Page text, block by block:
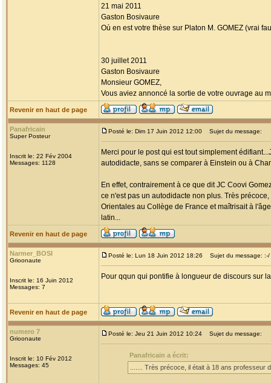
21 mai 2011
Gaston Bosivaure
Où en est votre thèse sur Platon M. GOMEZ (vrai
30 juillet 2011
Gaston Bosivaure
Monsieur GOMEZ,
Vous aviez annoncé la sortie de votre ouvrage au
Revenir en haut de page
Panafricain
Super Posteur
Inscrit le: 22 Fév 2004
Messages: 1128
Posté le: Dim 17 Juin 2012 12:00 Sujet du message:
Merci pour le post qui est tout simplement
autodidacte, sans se comparer à Einstein ou à
En effet, contrairement à ce que dit JC Coovi
ce n'est pas un autodidacte non plus. Très
Orientales au Collège de France et maîtrisait à
latin...
Revenir en haut de page
Narmer_BOSI
Grioonaute
Inscrit le: 16 Juin 2012
Messages: 7
Posté le: Lun 18 Juin 2012 18:26 Sujet du message: :-/
Pour qqun qui pontifie à longueur de discours sur
Revenir en haut de page
numero 7
Grioonaute
Inscrit le: 10 Fév 2012
Messages: 45
Posté le: Jeu 21 Juin 2012 10:24 Sujet du message:
Panafricain a écrit:
....... Très précoce, il était à 18 ans